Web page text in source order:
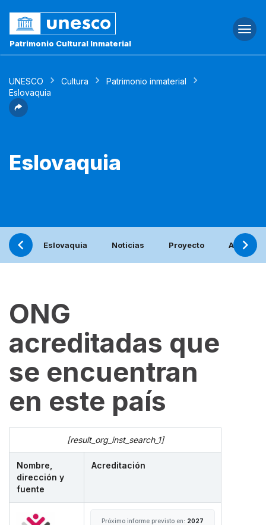
Patrimonio Cultural Inmaterial
UNESCO Cultura
Patrimonio inmaterial
Eslovaquia
Eslovaquia
Eslovaquia Noticias Proyecto
ONG
acreditadas que
se encuentran
en este país
[result_org_inst_search_1]
Nombre,
dirección y
fuente
Acreditación
Próximo informe previsto en: 2027